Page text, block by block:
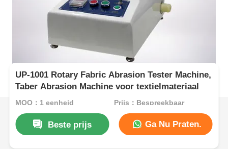
UP-1001 Rotary Fabric Abrasion Tester Machine,
Taber Abrasion Machine voor textielmateriaal
MOQ：1 eenheid Prijs：Bespreekbaar
Beste prijs Ga Nu Praten.